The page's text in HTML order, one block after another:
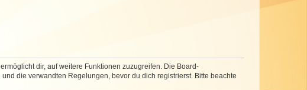
dir, auf weitere Funktionen zuzugreifen. Die Board-
die verwandten Regelungen, bevor du dich registrierst. Bitte beachte